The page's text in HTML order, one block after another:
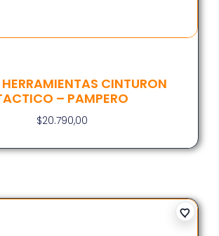
CINTURON
– PAMPERO
$20.790,00